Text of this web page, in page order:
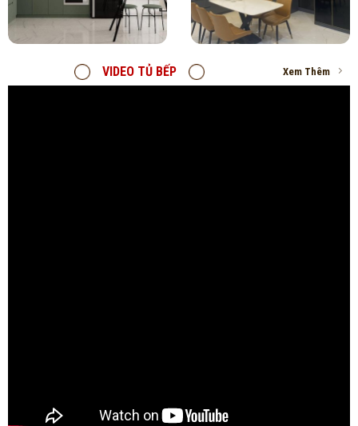
VIDEO TỦ BẾP Xem Thêm